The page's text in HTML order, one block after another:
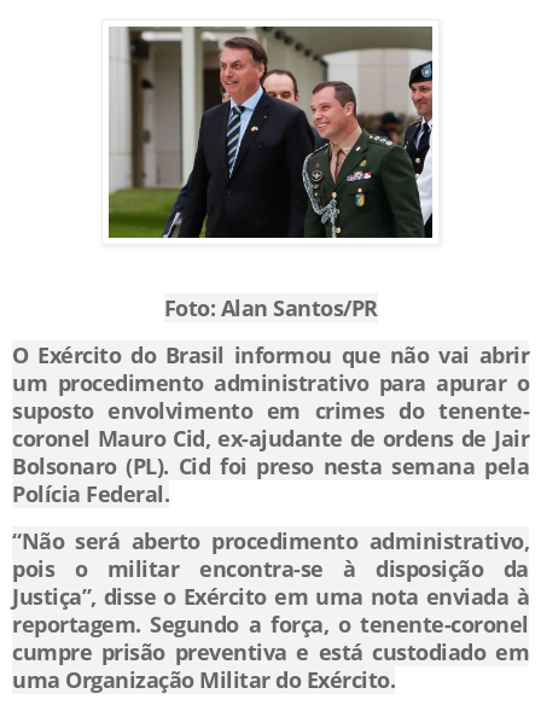
Foto: Alan Santos/PR
O Exército do Brasil informou que não vai abrir
um procedimento administrativo para apurar o
suposto envolvimento em crimes do tenente-
coronel Mauro Cid, ex-ajudante de ordens de Jair
Bolsonaro (PL). Cid foi preso nesta semana pela
Polícia Federal.
“Não será aberto procedimento administrativo,
pois o militar encontra-se à disposição da
Justiça”, disse o Exército em uma nota enviada à
reportagem. Segundo a força, o tenente-coronel
cumpre prisão preventiva e está custodiado em
uma Organização Militar do Exército.